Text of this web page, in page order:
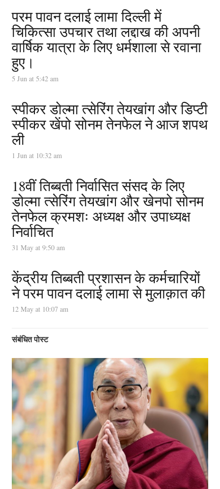
परम पावन दलाई लामा दिल्ली में
चिकित्सा उपचार तथा लद्दाख की अपनी
वार्षिक यात्रा के लिए धर्मशाला से रवाना
हुए।
5 Jun at 5:42 am
स्पीकर डोल्मा त्सेरिंग तेयखांग और डिप्टी
स्पीकर खेंपो सोनम तेनफेल ने आज शपथ
ली
1 Jun at 10:32 am
18वीं तिब्बती निर्वासित संसद के लिए
डोल्मा त्सेरिंग तेयखांग और खेनपो सोनम
तेनफेल क्रमशः अध्यक्ष और उपाध्यक्ष
निर्वाचित
31 May at 9:50 am
केंद्रीय तिब्बती प्रशासन के कर्मचारियों
ने परम पावन दलाई लामा से मुलाक़ात की
12 May at 10:07 am
संबंधित पोस्ट